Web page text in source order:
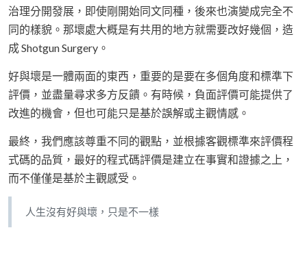
治理分開發展，即使剛開始同文同種，後來也演變成完全不
同的樣貌。那壞處大概是有共用的地方就需要改好幾個，造
成 Shotgun Surgery。
好與壞是一體兩面的東西，重要的是要在多個角度和標準下
評價，並盡量尋求多方反饋。有時候，負面評價可能提供了
改進的機會，但也可能只是基於誤解或主觀情感。
最終，我們應該尊重不同的觀點，並根據客觀標準來評價程
式碼的品質，最好的程式碼評價是建立在事實和證據之上，
而不僅僅是基於主觀感受。
人生沒有好與壞，只是不一樣